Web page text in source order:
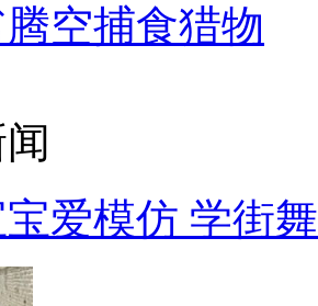
空捕食猎物
爱模仿 学街